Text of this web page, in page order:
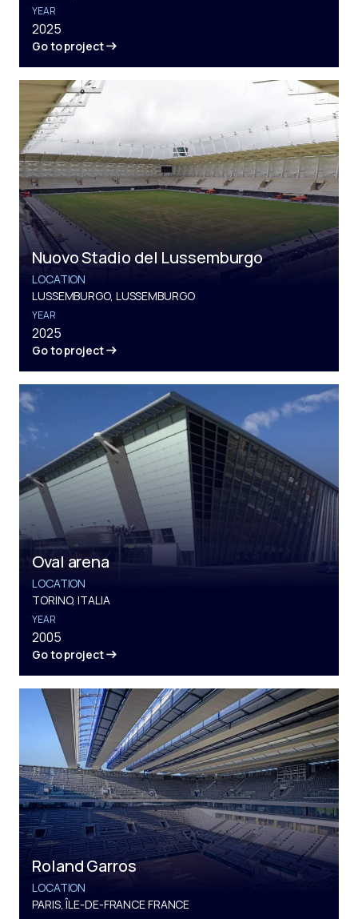
YEAR
2025
Go to project
Nuovo Stadio del Lussemburgo
LOCATION
LUSSEMBURGO, LUSSEMBURGO
YEAR
2025
Go to project
Oval arena
LOCATION
TORINO, ITALIA
YEAR
2005
Go to project
Roland Garros
LOCATION
PARIS, ÎLE-DE-FRANCE FRANCE